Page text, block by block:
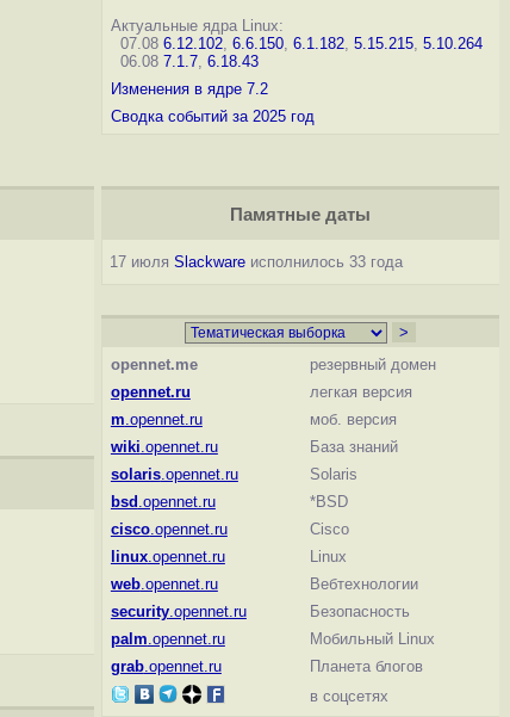
Актуальные ядра Linux:
07.08 6.12.102, 6.6.150, 6.1.182, 5.15.215, 5.10.264
06.08 7.1.7, 6.18.43
Изменения в ядре 7.2
Сводка событий за 2025 год
Памятные даты
17 июля Slackwareисполнилось 33 года
opennet.me
резервный домен
opennet.ru
легкая версия
m.opennet.ru
моб. версия
wiki.opennet.ru
База знаний
solaris.opennet.ru
Solaris
bsd .opennet.ru
*BSD
cisco.opennet.ru
Cisco
linux.opennet.ru
Linux
web.opennet.ru
Вебтехнологии
security.opennet.ru
Безопасность
palm.opennet.ru
Мобильный Linux
grab.opennet.ru
Планета блогов
в соцсетях